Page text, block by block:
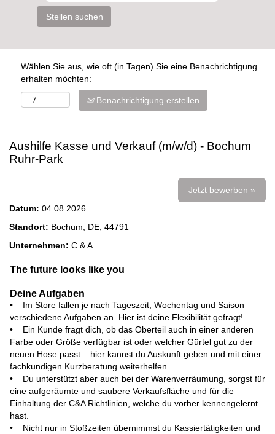
Wählen Sie aus, wie oft (in Tagen) Sie eine Benachrichtigung
erhalten möchten:
Benachrichtigung erstellen
Aushilfe Kasse und Verkauf (m/w/d) - Bochum
Ruhr-Park
Jetzt bewerben »
Datum: 04.08.2026
Standort: Bochum, DE, 44791
Unternehmen: C & A
The future looks like you
Deine Aufgaben
• Im Store fallen je nach Tageszeit, Wochentag und Saison
verschiedene Aufgaben an. Hier ist deine Flexibilität gefragt!
• Ein Kunde fragt dich, ob das Oberteil auch in einer anderen
Farbe oder Größe verfügbar ist oder welcher Gürtel gut zu der
neuen Hose passt – hier kannst du Auskunft geben und mit einer
fachkundigen Kurzberatung weiterhelfen.
• Du unterstützt aber auch bei der Warenverräumung, sorgst für
eine aufgeräumte und saubere Verkaufsfläche und für die
Einhaltung der C&A Richtlinien, welche du vorher kennengelernt
hast.
• Nicht nur in Stoßzeiten übernimmst du Kassiertätigkeiten und